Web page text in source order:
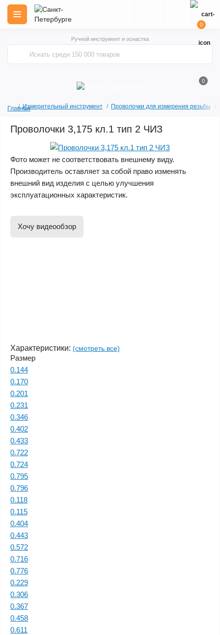
Ручной инструмент и оснастка
0
0
ГлавнаяИзмерительный инструмент Проволочки для измерения резьбы
Проволочки 3,175 кл.1 тип 2 ЧИЗ
Фото может не соответствовать внешнему виду.
Производитель оставляет за собой право изменять
внешний вид изделия с целью улучшения
эксплуатационных характеристик.
Хочу видеообзор
Характеристики: (смотреть все)
Размер
0.144
0.170
0.201
0.231
0.346
0.402
0.433
0.722
0.724
0.795
0.796
0.118
0.115
0.404
0.443
0.572
0.716
0.776
0.229
0.306
0.367
0.458
0.611